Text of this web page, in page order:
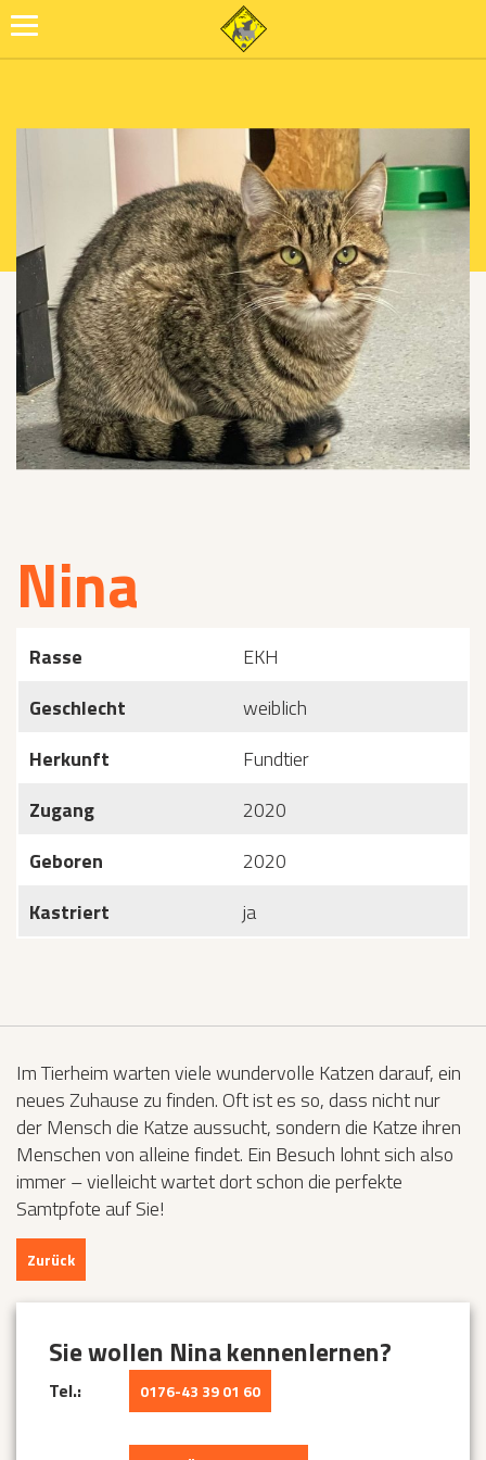
Nina
Rasse
EKH
Geschlecht
weiblich
Herkunft
Fundtier
Zugang
2020
Geboren
2020
Kastriert
ja
Im Tierheim warten viele wundervolle Katzen darauf, ein
neues Zuhause zu finden. Oft ist es so, dass nicht nur
der Mensch die Katze aussucht, sondern die Katze ihren
Menschen von alleine findet. Ein Besuch lohnt sich also
immer – vielleicht wartet dort schon die perfekte
Samtpfote auf Sie!
Zurück
Sie wollen Nina kennenlernen?
Tel.: 0176-43 39 01 60